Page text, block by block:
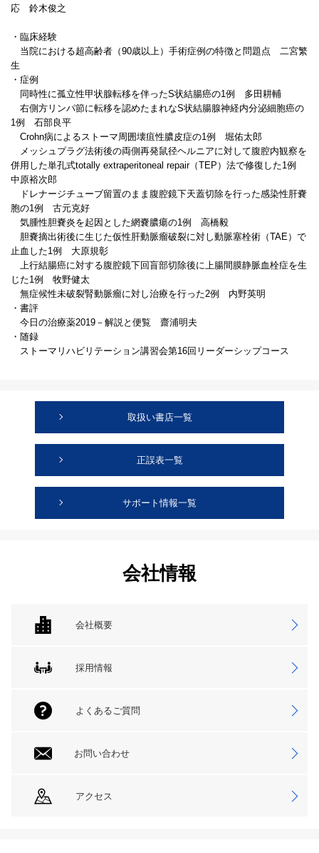
応 鈴木俊之
・臨床経験
当院における超高齢者（90歳以上）手術症例の特徴と問題点 二宮繁
生
・症例
同時性に孤立性甲状腺転移を伴ったS状結腸癌の1例 多田耕輔
右側方リンパ節に転移を認めたまれなS状結腸腺神経内分泌細胞癌の
1例 石部良平
Crohn病によるストーマ周囲壊疽性膿皮症の1例 堀佑太郎
メッシュプラグ法術後の両側再発鼠径ヘルニアに対して腹腔内観察を
併用した単孔式totally extraperitoneal repair（TEP）法で修復した1例
中原裕次郎
ドレナージチューブ留置のまま腹腔鏡下天蓋切除を行った感染性肝嚢
胞の1例 古元克好
気腫性胆嚢炎を起因とした網嚢膿瘍の1例 高橋毅
胆嚢摘出術後に生じた仮性肝動脈瘤破裂に対し動脈塞栓術（TAE）で
止血した1例 大原規彰
上行結腸癌に対する腹腔鏡下回盲部切除後に上腸間膜静脈血栓症を生
じた1例 牧野健太
無症候性未破裂腎動脈瘤に対し治療を行った2例 内野英明
・書評
今日の治療薬2019－解説と便覧 齋浦明夫
・随録
ストーマリハビリテーション講習会第16回リーダーシップコース
取扱い書店一覧
正誤表一覧
サポート情報一覧
会社情報
会社概要
採用情報
よくあるご質問
お問い合わせ
アクセス